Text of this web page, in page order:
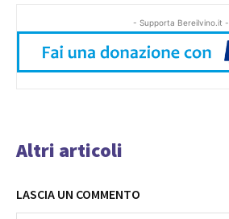
- Supporta Bereilvino.it -
Altri articoli
LASCIA UN COMMENTO